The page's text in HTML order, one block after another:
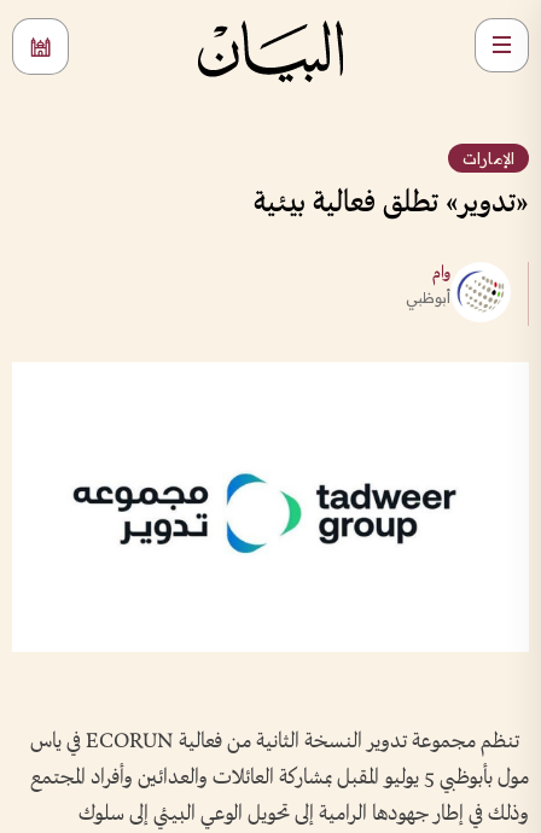
الإمارات
«تدوير» تطلق فعالية بيئية
وام
أبوظبي
تنظم مجموعة تدوير النسخة الثانية من فعالية ECORUN في ياس
مول بأبوظبي 5 يوليو المقبل بمشاركة العائلات والعدائين وأفراد المجتمع
وذلك في إطار جهودها الرامية إلى تحويل الوعي البيئي إلى سلوك